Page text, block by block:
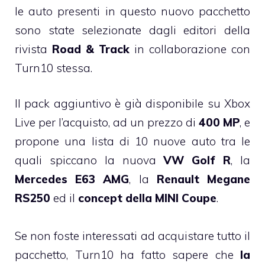
le auto presenti in questo nuovo pacchetto
sono state selezionate dagli editori della
rivista Road & Track in collaborazione con
Turn10 stessa.
Il pack aggiuntivo è già disponibile su Xbox
Live per l’acquisto, ad un prezzo di 400 MP, e
propone una lista di 10 nuove auto tra le
quali spiccano la nuovaVW Golf R, la
Mercedes E63 AMG, la Renault Megane
RS250 ed il concept della MINI Coupe.
Se non foste interessati ad acquistare tutto il
pacchetto, Turn10 ha fatto sapere che la